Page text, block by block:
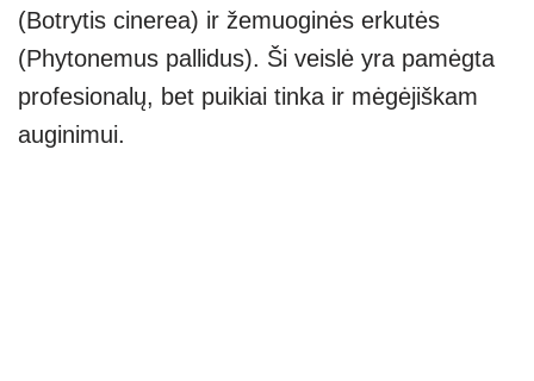
(Botrytis cinerea) ir žemuoginės erkutės
(Phytonemus pallidus). Ši veislė yra pamėgta
profesionalų, bet puikiai tinka ir mėgėjiškam
auginimui.